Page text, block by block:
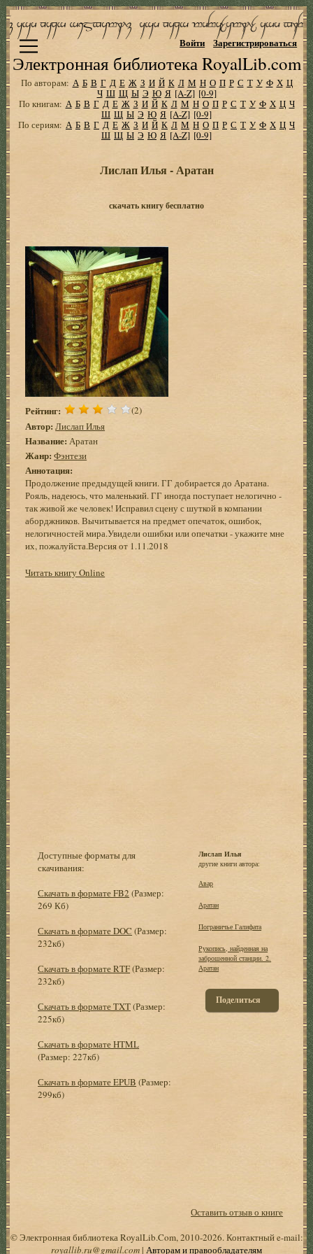
Электронная библиотека RoyalLib.com
Войти Зарегистрироваться
По авторам: А Б В Г Д Е Ж З И Й К Л М Н О П Р С Т У Ф Х Ц
Ч Ш Щ Ы Э Ю Я [A-Z] [0-9]
По книгам: А Б В Г Д Е Ж З И Й К Л М Н О П Р С Т У Ф Х Ц Ч
Ш Щ Ы Э Ю Я [A-Z] [0-9]
По сериям: А Б В Г Д Е Ж З И Й К Л М Н О П Р С Т У Ф Х Ц Ч
Ш Щ Ы Э Ю Я [A-Z] [0-9]
Лислап Илья - Аратан
скачать книгу бесплатно
Рейтинг: (2)
Автор: Лислап Илья
Название: Аратан
Жанр: Фэнтези
Аннотация:
Продолжение предыдущей книги. ГГ добирается до Аратана.
Рояль, надеюсь, что маленький. ГГ иногда поступает нелогично -
так живой же человек! Исправил сцену с шуткой в компании
аборджников. Вычитывается на предмет опечаток, ошибок,
нелогичностей мира.Увидели ошибки или опечатки - укажите мне
их, пожалуйста.Версия от 1.11.2018
Читать книгу Online
Доступные форматы для
скачивания:
Скачать в формате FB2 (Размер:
269 Кб)
Скачать в формате DOC (Размер:
232кб)
Скачать в формате RTF(Размер:
232кб)
Скачать в формате TXT(Размер:
225кб)
Скачать в формате HTML
(Размер: 227кб)
Скачать в формате EPUB (Размер:
299кб)
Лислап Илья
другие книги автора:
Авар
Аратан
Пограничье Галифата
Рукопись, найденная на
заброшенной станции. 2.
Аратан
Поделиться
Оставить отзыв о книге
© Электронная библиотека RoyalLib.Com, 2010-2026. Контактный e-mail:
royallib.ru@gmail.com| Авторам и правообладателям